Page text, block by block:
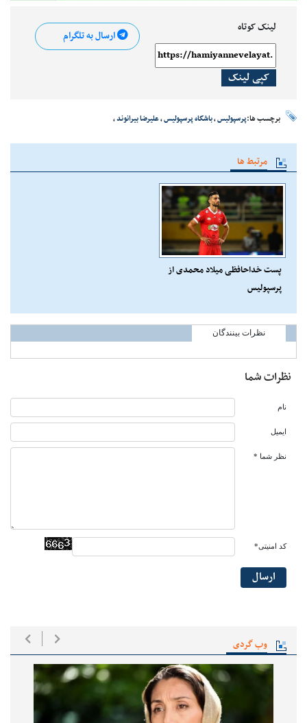
وب گردی
لینک کوتاه
کپی لینک
ارسال به تلگرام
برچسب ها:پرسپولیس،باشگاه پرسپولیس،علیرضا بیرانوند،
مرتبط ها
پست خداحافظی میلاد محمدی از
پرسپولیس
نظرات بینندگان
نظرات شما
نام
ایمیل
نظر شما *
کد امنیتی*
ارسال